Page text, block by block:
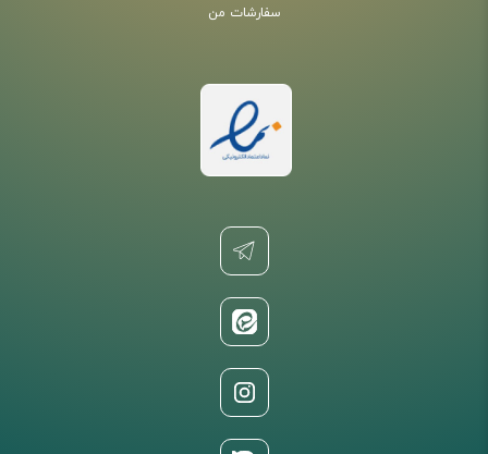
سفارشات من